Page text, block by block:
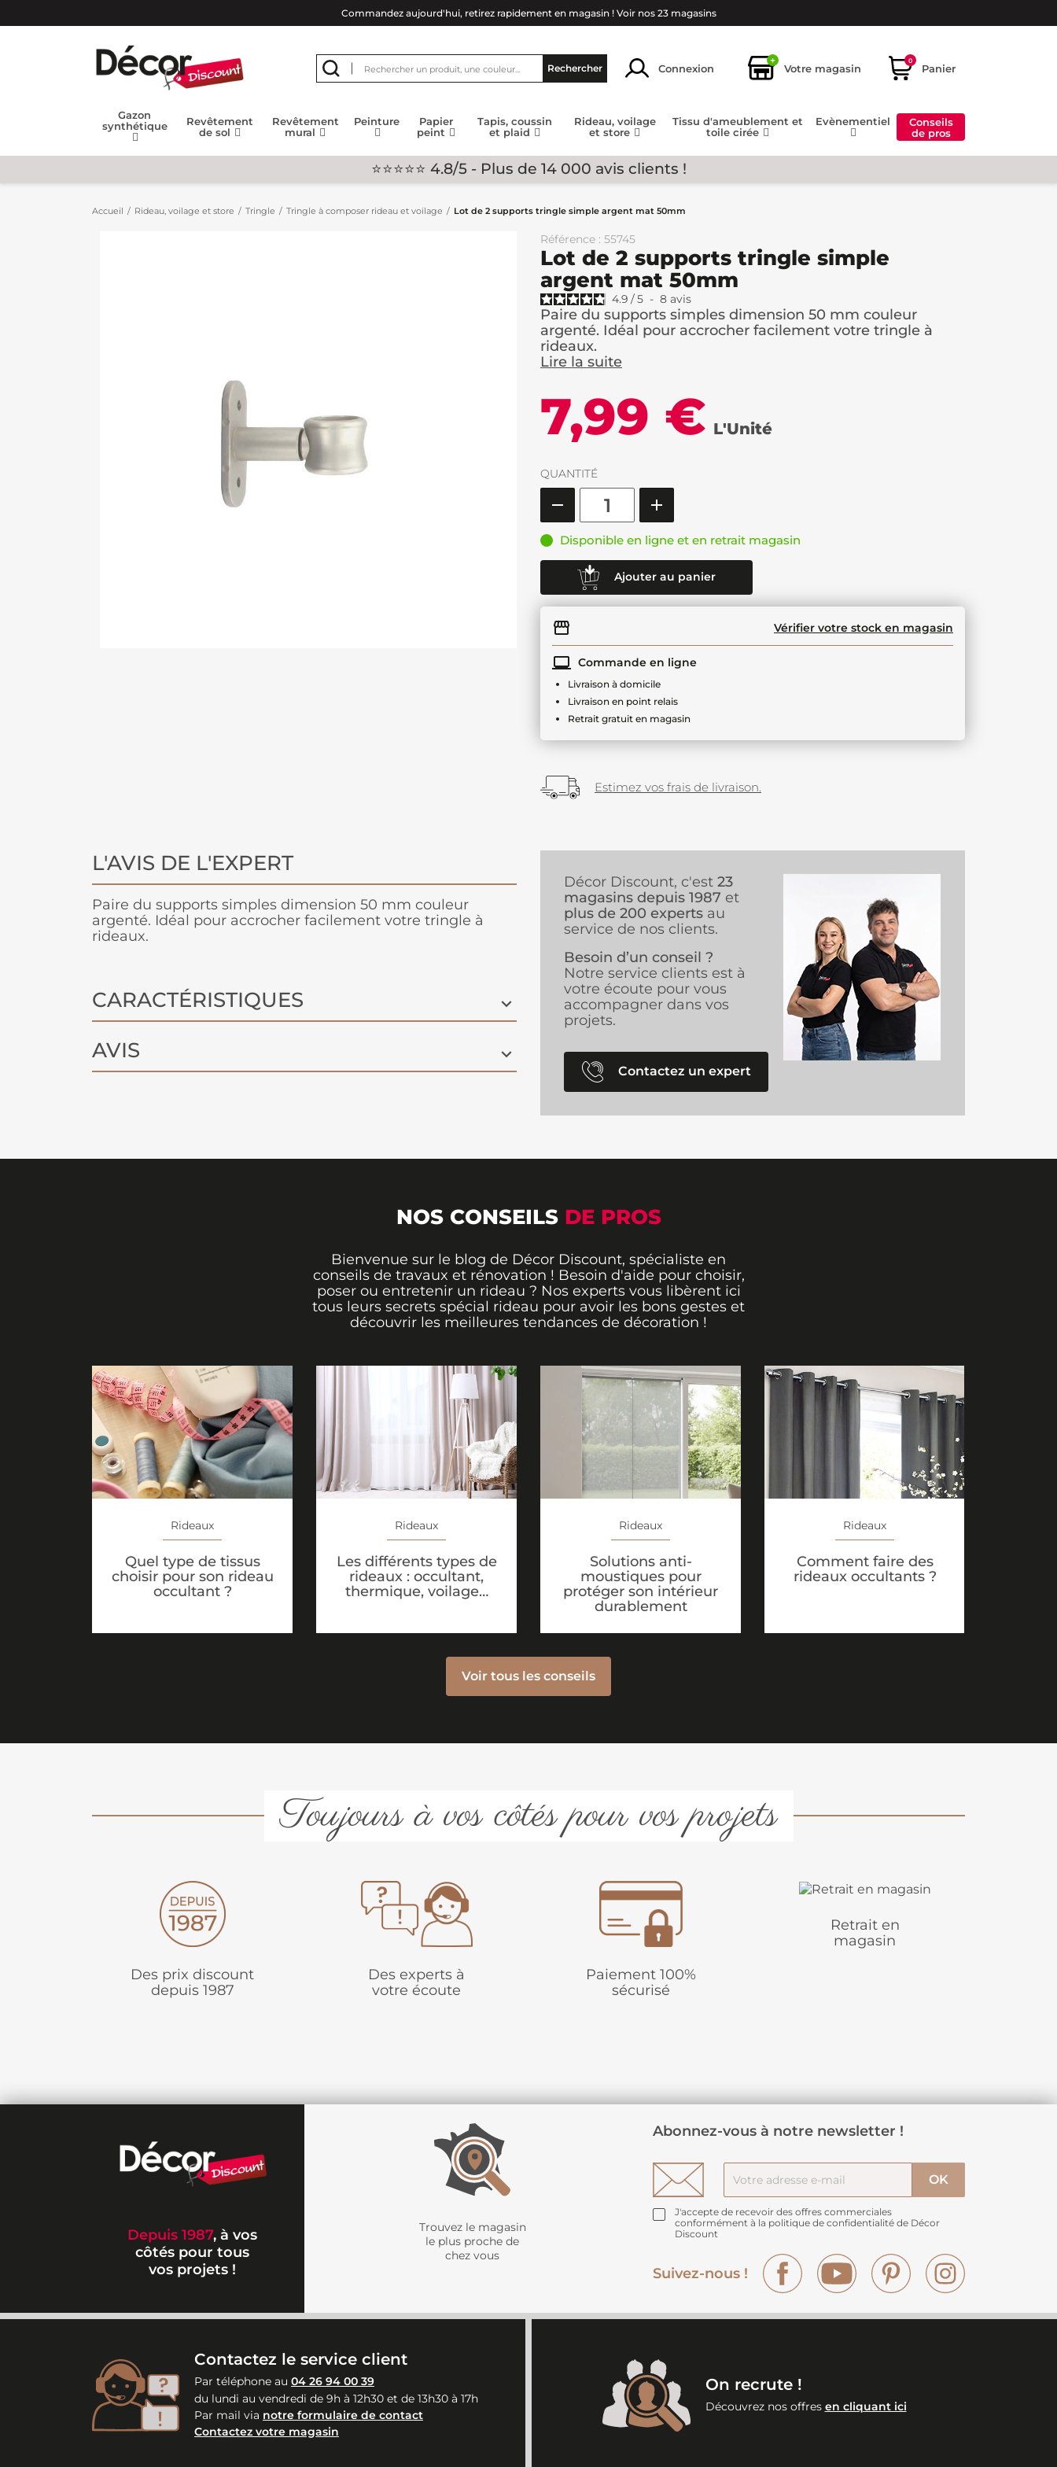
Commandez aujourd'hui, retirez rapidement en magasin ! Voir nos 23 magasins
Rechercher Connexion
+
Votre magasin
0
Panier
Gazon
synthétique
Revêtement
de sol
Revêtement
mural
Peinture
Papier
peint
Tapis, coussin
et plaid
Rideau, voilage
et store
Tissu d'ameublement et
toile cirée
Evènementiel
Conseils
de pros
⭐⭐⭐⭐⭐ 4.8/5 - Plus de 14 000 avis clients !
Accueil Rideau, voilage et store Tringle Tringle à composer rideau et voilage Lot de 2 supports tringle simple argent mat 50mm
Référence : 55745
Lot de 2 supports tringle simple
argent mat 50mm
4.9 /5 - 8 avis
Paire du supports simples dimension 50 mm couleur
argenté. Idéal pour accrocher facilement votre tringle à
rideaux.
Lire la suite
7,99 € L'Unité
QUANTITÉ
Disponible en ligne et en retrait magasin
Ajouter au panier
Vérifier votre stock en magasin
Commande en ligne
Livraison à domicile
Livraison en point relais
Retrait gratuit en magasin
Estimez vos frais de livraison.
L'AVIS DE L'EXPERT
Paire du supports simples dimension 50 mm couleur
argenté. Idéal pour accrocher facilement votre tringle à
rideaux.
CARACTÉRISTIQUES
AVIS
Décor Discount, c'est 23
magasins depuis 1987 et
plus de 200 experts au
service de nos clients.
Besoin d’un conseil ?
Notre service clients est à
votre écoute pour vous
accompagner dans vos
projets.
Contactez un expert
NOS CONSEILS DE PROS
Bienvenue sur le blog de Décor Discount, spécialiste en
conseils de travaux et rénovation ! Besoin d'aide pour choisir,
poser ou entretenir un rideau ? Nos experts vous libèrent ici
tous leurs secrets spécial rideau pour avoir les bons gestes et
découvrir les meilleures tendances de décoration !
Rideaux
Quel type de tissus
choisir pour son rideau
occultant ?
Rideaux
Les différents types de
rideaux : occultant,
thermique, voilage…
Rideaux
Solutions anti-
moustiques pour
protéger son intérieur
durablement
Rideaux
Comment faire des
rideaux occultants ?
Voir tous les conseils
Toujours à vos côtés pour vos projets
Des prix discount
depuis 1987
Des experts à
votre écoute
Paiement 100%
sécurisé
Retrait en
magasin
Depuis 1987, à vos
côtés pour tous
vos projets !
Trouvez le magasin
le plus proche de
chez vous
Abonnez-vous à notre newsletter !
J'accepte de recevoir des offres commerciales
conformément à la politique de confidentialité de Décor
Discount
Suivez-nous !
Facebook YouTube Pinterest
Contactez le service client
Par téléphone au 04 26 94 00 39
du lundi au vendredi de 9h à 12h30 et de 13h30 à 17h
Par mail via notre formulaire de contact
Contactez votre magasin
On recrute !
Découvrez nos offres en cliquant ici